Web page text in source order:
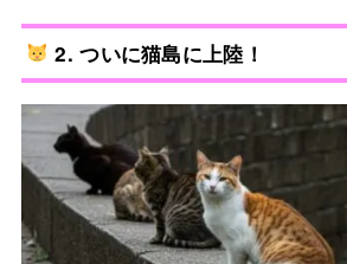
2. ついに猫島に上陸！